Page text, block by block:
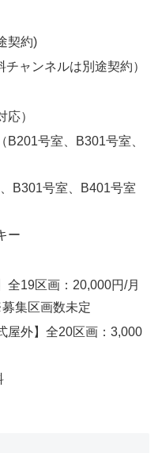
契約)
ャンネルは別途契約）
）
B201号室、B301号室、
B301号室、B401号室
ー
全19区画：20,000円/月
集区画数未定
屋外】全20区画：3,000